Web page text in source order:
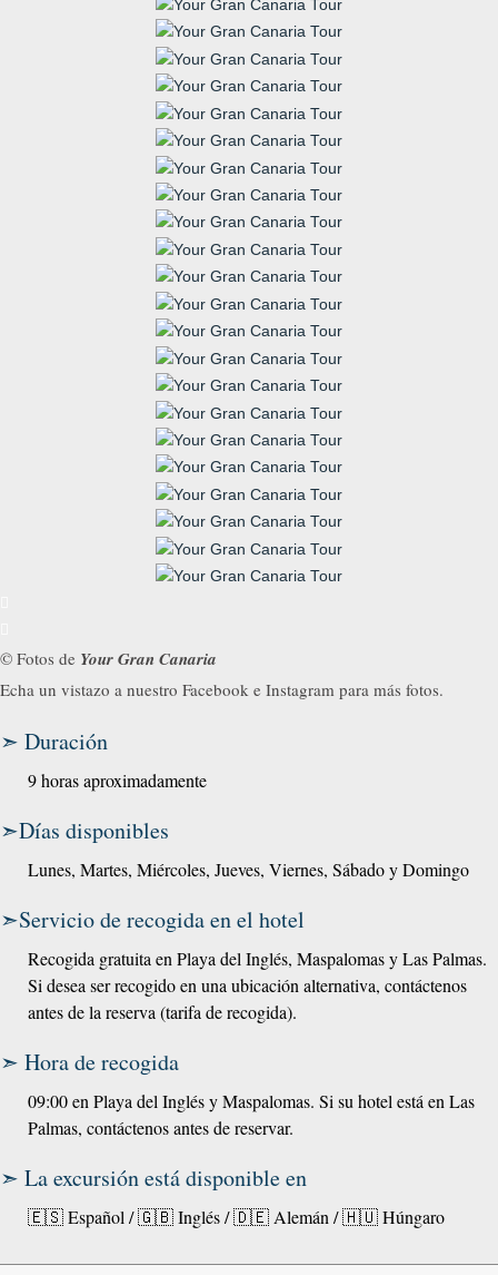
© Fotos de Your Gran Canaria
Echa un vistazo a nuestro Facebook e Instagram para más fotos.
➣ Duración
9 horas aproximadamente
➣Días disponibles
Lunes, Martes, Miércoles, Jueves, Viernes, Sábado y Domingo
➣Servicio de recogida en el hotel
Recogida gratuita en Playa del Inglés, Maspalomas y Las Palmas.
Si desea ser recogido en una ubicación alternativa, contáctenos
antes de la reserva (tarifa de recogida).
➣ Hora de recogida
09:00 en Playa del Inglés y Maspalomas. Si su hotel está en Las
Palmas, contáctenos antes de reservar.
➣ La excursión está disponible en
🇪🇸 Español / 🇬🇧 Inglés / 🇩🇪 Alemán / 🇭🇺 Húngaro